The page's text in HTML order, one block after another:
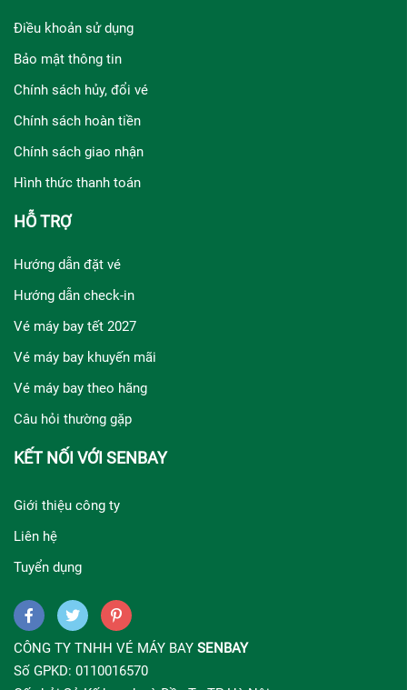
Điều khoản sử dụng
Bảo mật thông tin
Chính sách hủy, đổi vé
Chính sách hoàn tiền
Chính sách giao nhận
Hình thức thanh toán
HỖ TRỢ
Hướng dẫn đặt vé
Hướng dẫn check-in
Vé máy bay tết 2027
Vé máy bay khuyến mãi
Vé máy bay theo hãng
Câu hỏi thường gặp
KẾT NỐI VỚI SENBAY
Giới thiệu công ty
Liên hệ
Tuyển dụng
CÔNG TY TNHH VÉ MÁY BAY SENBAY
Số GPKD: 0110016570